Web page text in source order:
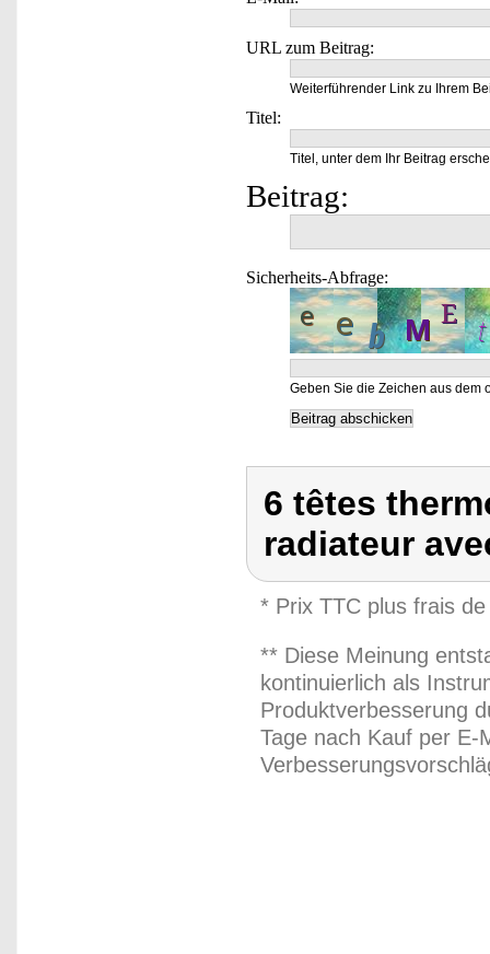
URL zum Beitrag:
Weiterführender Link zu Ihrem
Titel:
Titel, unter dem Ihr Beitrag
Beitrag:
Sicherheits-Abfrage:
Geben Sie die Zeichen aus dem
6 têtes
radiateur
* Prix TTC plus frais
** Diese Meinung
kontinuierlich als
Produktverbesserung
Tage nach Kauf per E-